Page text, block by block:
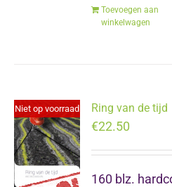
Toevoegen aan
winkelwagen
Niet op voorraad Ring van de tijd
€22.50
160 blz.